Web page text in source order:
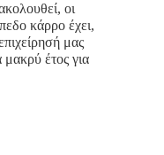
οι
κάρρο έχει,
μας
μακρύ έτος για